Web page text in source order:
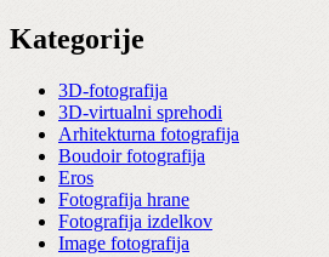
Kategorije
3D-fotografija
3D-virtualni sprehodi
Arhitekturna fotografija
Boudoir fotografija
Eros
Fotografija hrane
Fotografija izdelkov
Image fotografija